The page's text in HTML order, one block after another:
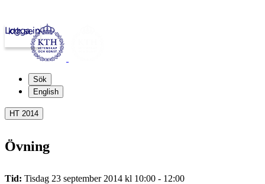
kth.se
Logga in
Sök
English
HT 2014
Övning
Tid: Tisdag 23 september 2014 kl 10:00 - 12:00